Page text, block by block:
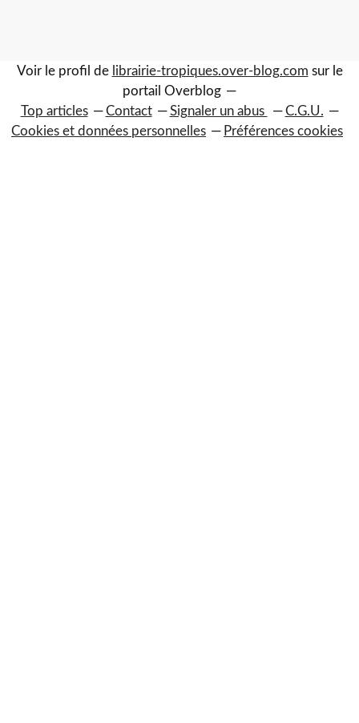
Voir le profil de librairie-tropiques.over-blog.com sur le
portail Overblog
Top articles
Contact Signaler un abus
C.G.U.
Cookies et données personnelles
Préférences cookies